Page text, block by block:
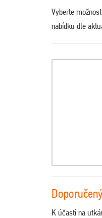
Vyberte možnost
nabídku dle
K účasti na